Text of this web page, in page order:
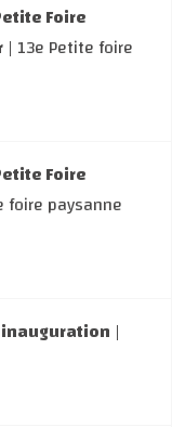
Foire
| 13e Petite foire
Foire
foire paysanne
|